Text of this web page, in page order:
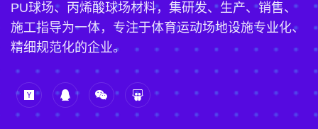
PU球场、丙烯酸球场材料，集研发、生产、销售、
施工指导为一体，专注于体育运动场地设施专业化、
精细规范化的企业。